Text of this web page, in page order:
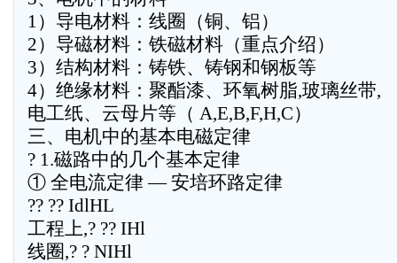
1）导电材料：线圈（铜、铝）
2）导磁材料：铁磁材料（重点介绍）
3）结构材料：铸铁、铸钢和钢板等
4）绝缘材料：聚酯漆、环氧树脂,玻璃丝带,
电工纸、云母片等（ A,E,B,F,H,C）
三、电机中的基本电磁定律
? 1.磁路中的几个基本定律
① 全电流定律 — 安培环路定律
?? ?? IdlHL
工程上,? ?? IHl
线圈,? ? NIHl